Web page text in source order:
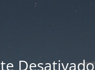
Desativado